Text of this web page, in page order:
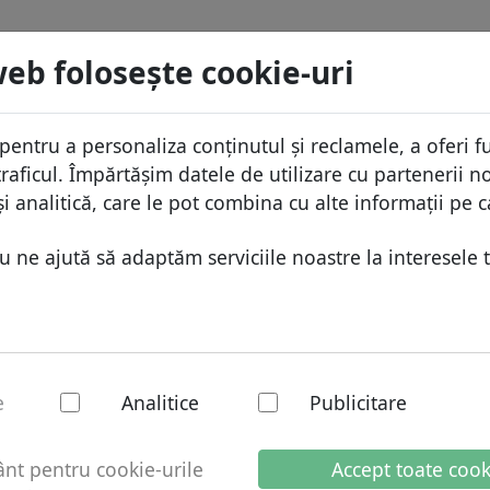
foloseşte cookie-uri
a personaliza conținutul și reclamele, a oferi
Împărtășim datele de utilizare cu partenerii
analitică, care le pot combina cu alte informații pe
ne ajută să adaptăm serviciile noastre la interesele
Analitice Publicitare
pentru cookie-urile
Accept toate
domeniilor
Domenii africane
Domenii asiatice
Domenii europene
Domenii australiene
de preţuri
Caută
Protecţia ID
Gazduire DNS
WHOIS
Blog
De
.mu Caută
domeniu